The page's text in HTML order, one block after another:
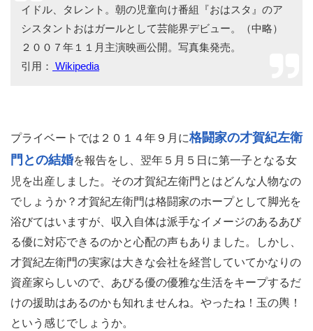
イドル、タレント。朝の児童向け番組『おはスタ』のア
シスタントおはガールとして芸能界デビュー。（中略）
２００７年１１月主演映画公開。写真集発売。
引用： Wikipedia
プライベートでは２０１４年９月に格闘家の才賀紀左衛
門との結婚を報告をし、翌年５月５日に第一子となる女
児を出産しました。その才賀紀左衛門とはどんな人物なの
でしょうか？才賀紀左衛門は格闘家のホープとして脚光を
浴びてはいますが、収入自体は派手なイメージのあるあび
る優に対応できるのかと心配の声もありました。しかし、
才賀紀左衛門の実家は大きな会社を経営していてかなりの
資産家らしいので、あびる優の優雅な生活をキープするだ
けの援助はあるのかも知れませんね。やったね！玉の輿！
という感じでしょうか。